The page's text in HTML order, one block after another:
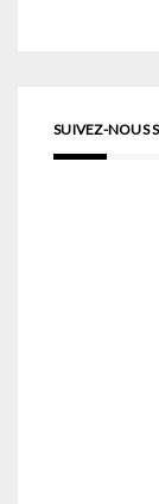
SUIVEZ-NOUS